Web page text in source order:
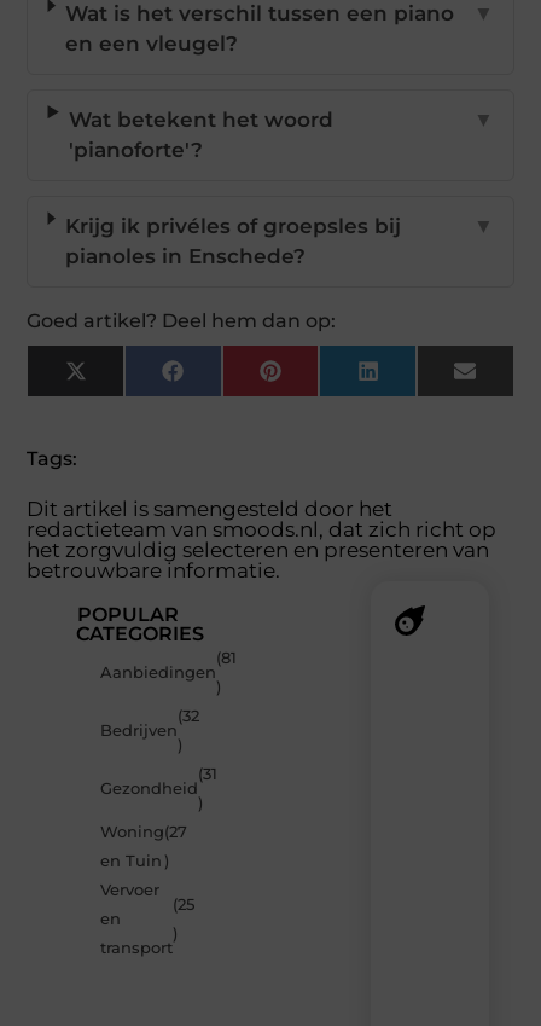
Wat is het verschil tussen een piano
en een vleugel?
▼
Wat betekent het woord
'pianoforte'?
▼
Krijg ik privéles of groepsles bij
pianoles in Enschede?
▼
Goed artikel? Deel hem dan op:
X
(Twitter)
FacebookPinterestLinkedInEmail
Tags:
Dit artikel is samengesteld door het
redactieteam van smoods.nl, dat zich richt op
het zorgvuldig selecteren en presenteren van
betrouwbare informatie.
POPULAR
CATEGORIES
Aanbiedingen
(81
)
Bedrijven
(32
)
Gezondheid
(31
)
Woning
en Tuin
(27
)
Vervoer
en
transport
(25
)